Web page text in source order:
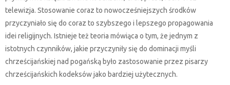
telewizja. Stosowanie coraz to nowocześniejszych środków
przyczyniało się do coraz to szybszego i lepszego propagowania
idei religijnych. Istnieje też teoria mówiąca o tym, że jednym z
istotnych czynników, jakie przyczyniły się do dominacji myśli
chrześcijańskiej nad pogańską było zastosowanie przez pisarzy
chrześcijańskich kodeksów jako bardziej użytecznych.